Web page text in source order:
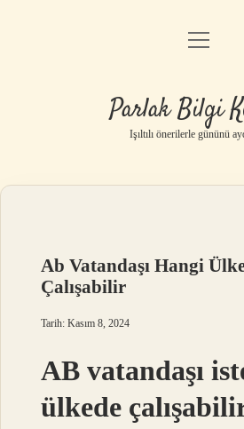
Anasayfa
Yasal Uyarı
menüyü
Parlak Bilgi
Işıltılı önerilerle gününü
Ab Vatandaşı Hangi
Çalışabilir
Tarih: Kasım 8, 2024
AB vatandaşı
ülkede